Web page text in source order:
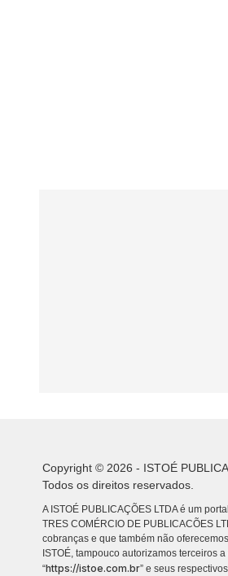
Copyright © 2026 - ISTOÉ
Todos os direitos reservados.
A ISTOÉ PUBLICAÇÕES LTDA é um
TRES COMÉRCIO DE PUBLICACÕES
cobranças e que também não
ISTOÉ, tampouco autorizamos terceiros
“https://istoe.com.br” e seus